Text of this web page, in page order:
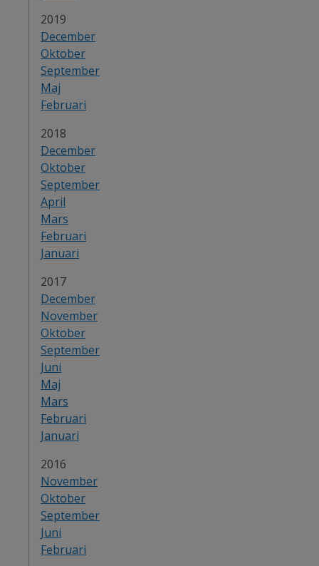
År:
2019
December
Oktober
September
Maj
Februari
År:
2018
December
Oktober
September
April
Mars
Februari
Januari
År:
2017
December
November
Oktober
September
Juni
Maj
Mars
Februari
Januari
År:
2016
November
Oktober
September
Juni
Februari